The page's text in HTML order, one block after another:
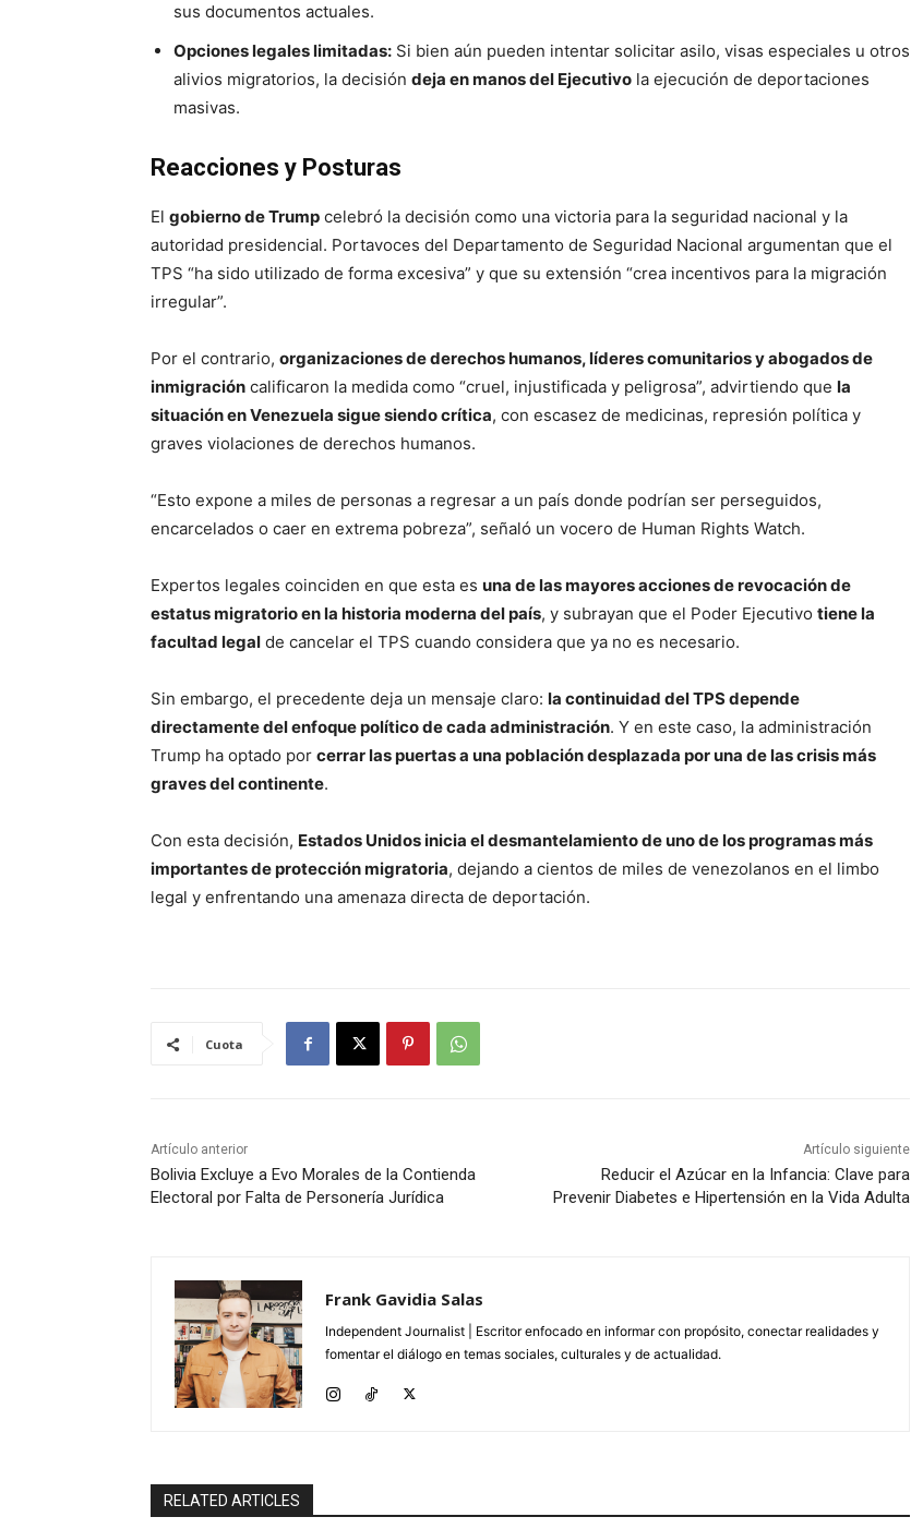
sus documentos actuales.
Opciones legales limitadas: Si bien aún pueden intentar solicitar asilo, visas especiales u otros
alivios migratorios, la decisión deja en manos del Ejecutivo la ejecución de deportaciones
masivas.
Reacciones y Posturas
El gobierno de Trump celebró la decisión como una victoria para la seguridad nacional y la
autoridad presidencial. Portavoces del Departamento de Seguridad Nacional argumentan que el
TPS “ha sido utilizado de forma excesiva” y que su extensión “crea incentivos para la migración
irregular”.
Por el contrario, organizaciones de derechos humanos, líderes comunitarios y abogados de
inmigración calificaron la medida como “cruel, injustificada y peligrosa”, advirtiendo que la
situación en Venezuela sigue siendo crítica, con escasez de medicinas, represión política y
graves violaciones de derechos humanos.
“Esto expone a miles de personas a regresar a un país donde podrían ser perseguidos,
encarcelados o caer en extrema pobreza”, señaló un vocero de Human Rights Watch.
Expertos legales coinciden en que esta es una de las mayores acciones de revocación de
estatus migratorio en la historia moderna del país, y subrayan que el Poder Ejecutivo tiene la
facultad legal de cancelar el TPS cuando considera que ya no es necesario.
Sin embargo, el precedente deja un mensaje claro: la continuidad del TPS depende
directamente del enfoque político de cada administración. Y en este caso, la administración
Trump ha optado por cerrar las puertas a una población desplazada por una de las crisis más
graves del continente.
Con esta decisión, Estados Unidos inicia el desmantelamiento de uno de los programas más
importantes de protección migratoria, dejando a cientos de miles de venezolanos en el limbo
legal y enfrentando una amenaza directa de deportación.
Cuota
Artículo anterior
Bolivia Excluye a Evo Morales de la Contienda
Electoral por Falta de Personería Jurídica
Artículo siguiente
Reducir el Azúcar en la Infancia: Clave para
Prevenir Diabetes e Hipertensión en la Vida Adulta
Frank Gavidia Salas
Independent Journalist | Escritor enfocado en informar con propósito, conectar realidades y
fomentar el diálogo en temas sociales, culturales y de actualidad.
RELATED ARTICLES